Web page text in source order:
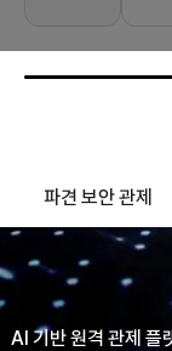
파견 보안 관제
AI 기반 원격 관제 플